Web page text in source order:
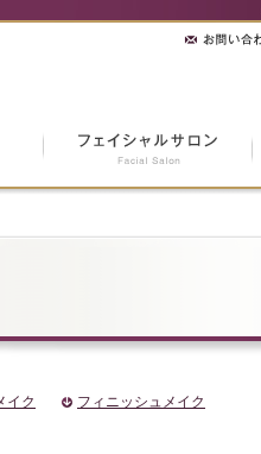
イク フィニッシュメイク